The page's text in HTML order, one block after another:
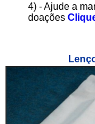
4) - Ajude a
doações